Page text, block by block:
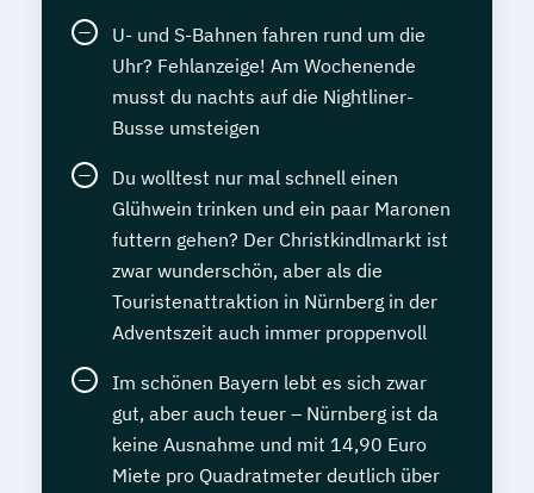
U- und S-Bahnen fahren rund um die
Uhr? Fehlanzeige! Am Wochenende
musst du nachts auf die Nightliner-
Busse umsteigen
Du wolltest nur mal schnell einen
Glühwein trinken und ein paar Maronen
futtern gehen? Der Christkindlmarkt ist
zwar wunderschön, aber als die
Touristenattraktion in Nürnberg in der
Adventszeit auch immer proppenvoll
Im schönen Bayern lebt es sich zwar
gut, aber auch teuer – Nürnberg ist da
keine Ausnahme und mit 14,90 Euro
Miete pro Quadratmeter deutlich über